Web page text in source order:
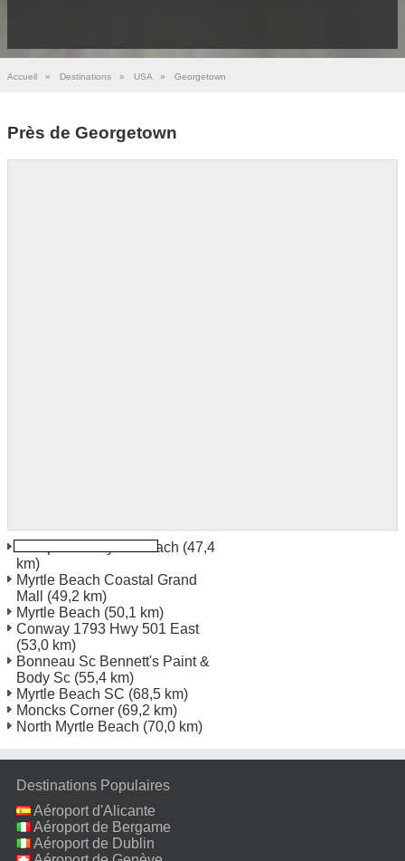
Accueil » Destinations » USA » Georgetown
Près de Georgetown
Aéroport de Myrtle Beach (47,4
km)
Myrtle Beach Coastal Grand
Mall
(49,2 km)
Myrtle Beach (50,1 km)
Conway 1793 Hwy 501 East
(53,0 km)
Bonneau Sc Bennett's Paint &
Body Sc (55,4 km)
Myrtle Beach SC (68,5 km)
Moncks Corner (69,2 km)
North Myrtle Beach (70,0 km)
Destinations Populaires
Aéroport d'Alicante
Aéroport de Bergame
Aéroport de Dublin